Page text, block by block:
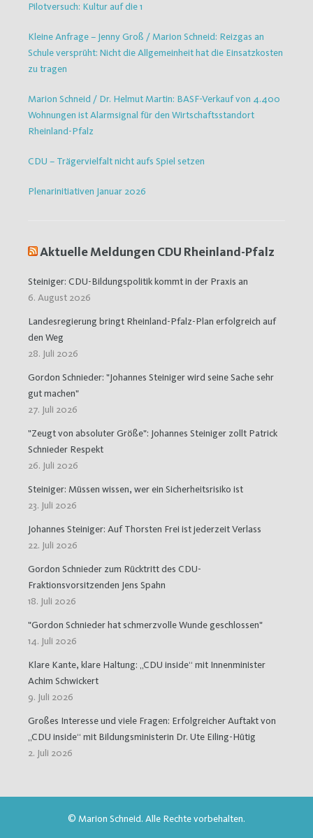
Pilotversuch: Kultur auf die 1
Kleine Anfrage – Jenny Groß / Marion Schneid: Reizgas an
Schule versprüht: Nicht die Allgemeinheit hat die Einsatzkosten
zu tragen
Marion Schneid / Dr. Helmut Martin: BASF-Verkauf von 4.400
Wohnungen ist Alarmsignal für den Wirtschaftsstandort
Rheinland-Pfalz
CDU – Trägervielfalt nicht aufs Spiel setzen
Plenarinitiativen Januar 2026
Aktuelle Meldungen CDU Rheinland-Pfalz
Steiniger: CDU-Bildungspolitik kommt in der Praxis an
6. August 2026
Landesregierung bringt Rheinland-Pfalz-Plan erfolgreich auf
den Weg
28. Juli 2026
Gordon Schnieder: "Johannes Steiniger wird seine Sache sehr
gut machen"
27. Juli 2026
"Zeugt von absoluter Größe": Johannes Steiniger zollt Patrick
Schnieder Respekt
26. Juli 2026
Steiniger: Müssen wissen, wer ein Sicherheitsrisiko ist
23. Juli 2026
Johannes Steiniger: Auf Thorsten Frei ist jederzeit Verlass
22. Juli 2026
Gordon Schnieder zum Rücktritt des CDU-
Fraktionsvorsitzenden Jens Spahn
18. Juli 2026
"Gordon Schnieder hat schmerzvolle Wunde geschlossen"
14. Juli 2026
Klare Kante, klare Haltung: „CDU inside“ mit Innenminister
Achim Schwickert
9. Juli 2026
Großes Interesse und viele Fragen: Erfolgreicher Auftakt von
„CDU inside“ mit Bildungsministerin Dr. Ute Eiling-Hütig
2. Juli 2026
© Marion Schneid. Alle Rechte vorbehalten.